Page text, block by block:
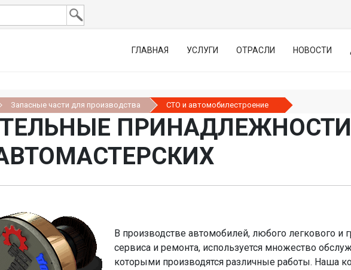
ГЛАВНАЯ УСЛУГИ ОТРАСЛИ НОВОСТИ
Запасные части для производства СТО и автомобилестроение
В производстве автомобилей, любого легкового и
сервиса и ремонта, используется множество
которыми производятся различные работы. Наша